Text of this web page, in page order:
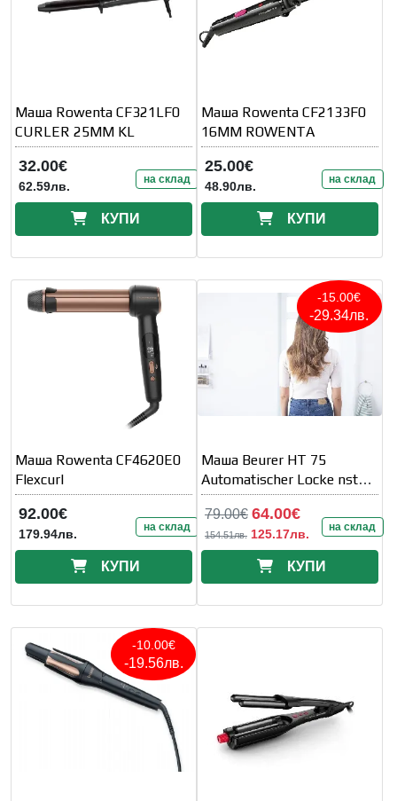
Маша Rowenta CF321LF0
CURLER 25MM KL
32.00€
62.59лв. на склад
КУПИ
Маша Rowenta CF2133F0
16MM ROWENTA
25.00€
48.90лв. на склад
КУПИ
Маша Rowenta CF4620E0
Flexcurl
92.00€
179.94лв. на склад
КУПИ
-15.00€
-29.34лв.
Маша Beurer HT 75
Automatischer Locke nstab
Automatic Haircurler
79.00€ 64.00€
154.51лв. 125.17лв. на склад
КУПИ
-10.00€
-19.56лв.